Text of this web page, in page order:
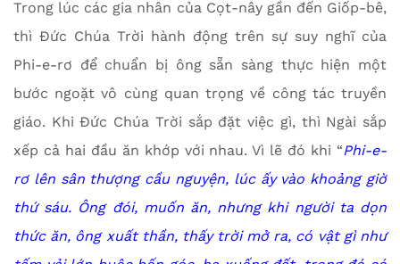
Trong lúc các gia nhân của Cọt-nây gần đến Giốp-bê,
thì Đức Chúa Trời hành động trên sự suy nghĩ của
Phi-e-rơ để chuẩn bị ông sẵn sàng thực hiện một
bước ngoặt vô cùng quan trọng về công tác truyền
giáo. Khi Đức Chúa Trời sắp đặt việc gì, thì Ngài sắp
xếp cả hai đầu ăn khớp với nhau. Vì lẽ đó khi “Phi-e-
rơ lên sân thượng cầu nguyện, lúc ấy vào khoảng giờ
thứ sáu. Ông đói, muốn ăn, nhưng khi người ta dọn
thức ăn, ông xuất thần, thấy trời mở ra, có vật gì như